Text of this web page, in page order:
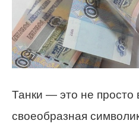
Танки — это не просто
своеобразная